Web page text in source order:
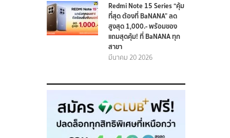
Redmi Note 15 Series “คุ้ม
ที่สุด ต้องที่ BaNANA” ลด
สูงสุด 1,000.- พร้อมของ
แถมสุดคุ้ม! ที่ BaNANA ทุก
สาขา
มีนาคม 20 2026